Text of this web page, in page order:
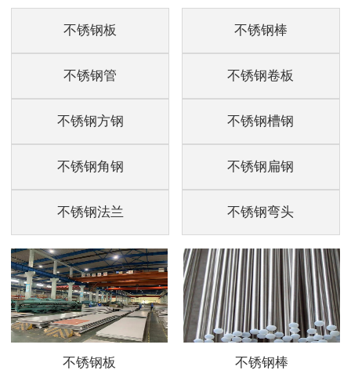
不锈钢板 不锈钢棒
不锈钢管 不锈钢卷板
不锈钢方钢 不锈钢槽钢
不锈钢角钢 不锈钢扁钢
不锈钢法兰 不锈钢弯头
不锈钢板 不锈钢棒